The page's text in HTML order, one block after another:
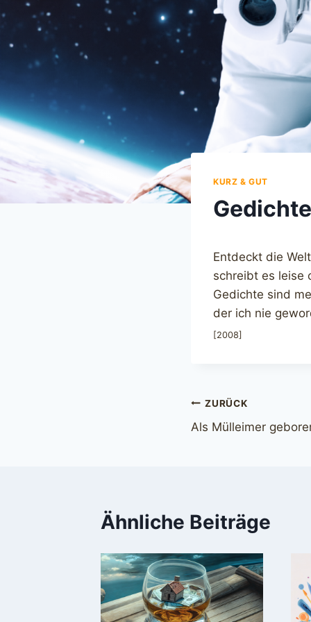
KURZ & GUT
Entdeckt die
schreibt es leise
Gedichte sind
der ich nie
[2008]
ZURÜCK
Als Mülleimer
Ähnliche Beiträge